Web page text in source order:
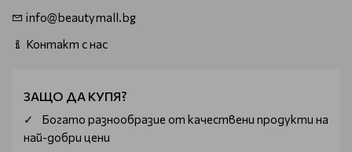
info@beautymall.bg
Контакт с нас
ЗАЩО ДА КУПЯ?
Богатo разнообразие от качествени продукти на
най-добри цени